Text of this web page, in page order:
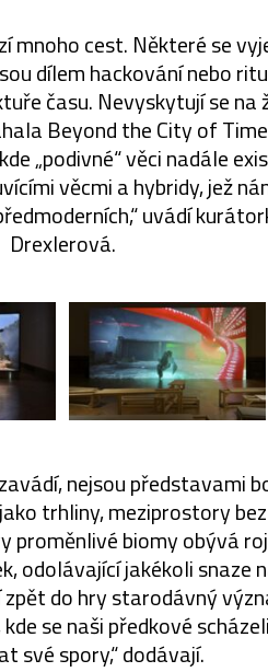
mnoho cest. Některé se
dílem hackování nebo
času. Nevyskytují se na
Beyond the City of
„podivné“ věci nadále
věcmi a hybridy, jež
uvádí
Drexlerová.
nejsou představami
trhliny, meziprostory
proměnlivé biomy obývá
odolávající jakékoli snaze
do hry starodávný
se naši předkové
své spory,“ dodávají.